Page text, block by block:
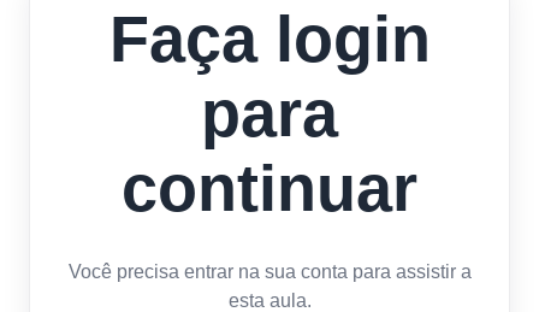
Faça login
para
continuar
Você precisa entrar na sua conta para assistir a
esta aula.